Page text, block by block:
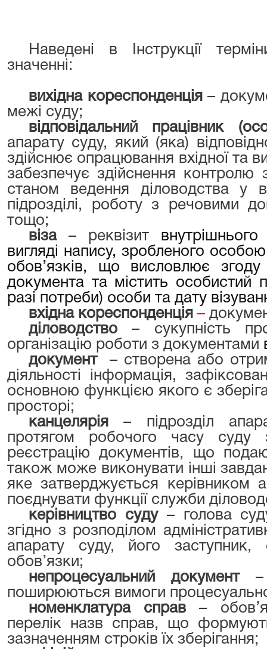
Наведені в Інструкції
значенні:
вихідна кореспонденція–
межі суду;
відповідальний працівник
апарату суду, який (яка)
здійснює опрацювання вхідної та
забезпечує здійснення контролю
станом ведення діловодства у
підрозділі, роботу з речовими
тощо;
віза– реквізит
вигляді напису, зробленого
обов’язків, що висловлює
документа та містить особистий
разі потреби) особи та дату
вхідна кореспонденція –
діловодство– сукупність
організацію роботи з документами
документ– створена або
діяльності інформація,
основною функцією якого є
просторі;
канцелярія– підрозділ
протягом робочого часу суду
реєстрацію документів, що
також може виконувати інші
яке затверджується керівником
поєднувати функції служби
керівництво суду– голова
згідно з розподілом
апарату суду, його
обов’язки;
непроцесуальний документ–
поширюються вимоги
номенклатура справ –
перелік назв справ, що
зазначенням строків їх зберігання;